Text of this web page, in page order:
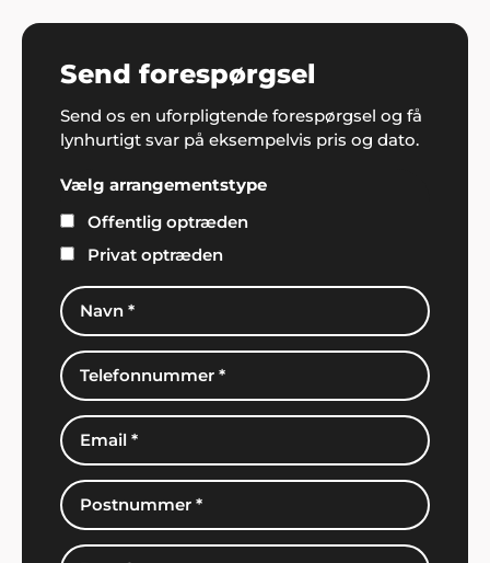
Send forespørgsel
Send os en uforpligtende forespørgsel og få
lynhurtigt svar på eksempelvis pris og dato.
Vælg arrangementstype
Offentlig optræden
Privat optræden
Kirsten og Kristoffer, Middelfart
"Vil man have et perfekt afviklet arrangement, så